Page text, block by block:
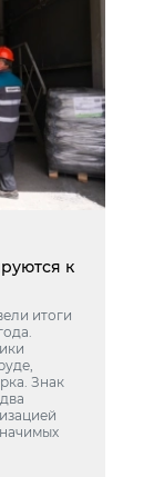
к
итоги
Знак